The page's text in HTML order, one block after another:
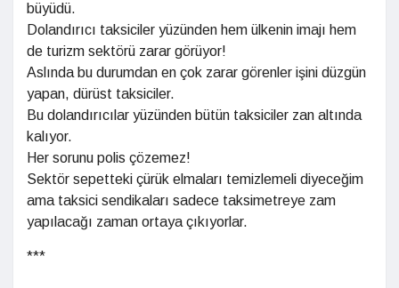
büyüdü.
Dolandırıcı taksiciler yüzünden hem ülkenin imajı hem
de turizm sektörü zarar görüyor!
Aslında bu durumdan en çok zarar görenler işini düzgün
yapan, dürüst taksiciler.
Bu dolandırıcılar yüzünden bütün taksiciler zan altında
kalıyor.
Her sorunu polis çözemez!
Sektör sepetteki çürük elmaları temizlemeli diyeceğim
ama taksici sendikaları sadece taksimetreye zam
yapılacağı zaman ortaya çıkıyorlar.
***